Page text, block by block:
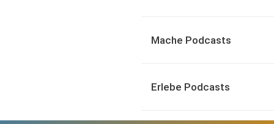
Mache Podcasts
Erlebe Podcasts